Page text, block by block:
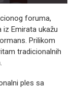
foruma,
Emirata ukažu
Prilikom
tradicionalnih
ples sa